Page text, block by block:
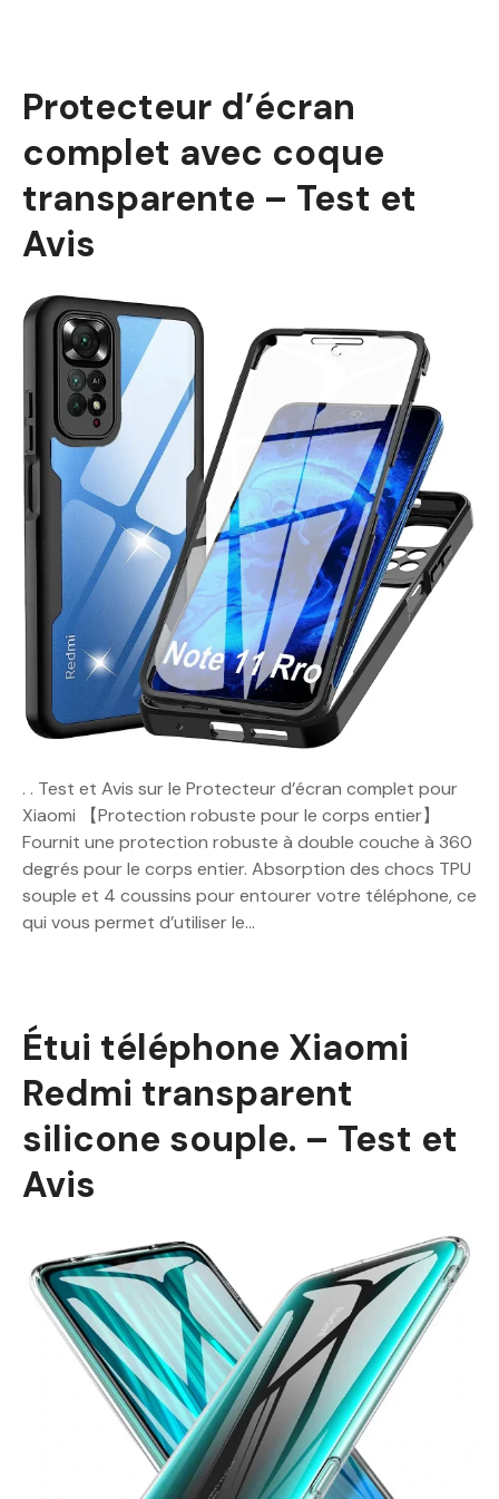
Protecteur d’écran
complet avec coque
transparente – Test et
Avis
. . Test et Avis sur le Protecteur d’écran complet pour
Xiaomi 【Protection robuste pour le corps entier】
Fournit une protection robuste à double couche à 360
degrés pour le corps entier. Absorption des chocs TPU
souple et 4 coussins pour entourer votre téléphone, ce
qui vous permet d’utiliser le…
Étui téléphone Xiaomi
Redmi transparent
silicone souple. – Test et
Avis